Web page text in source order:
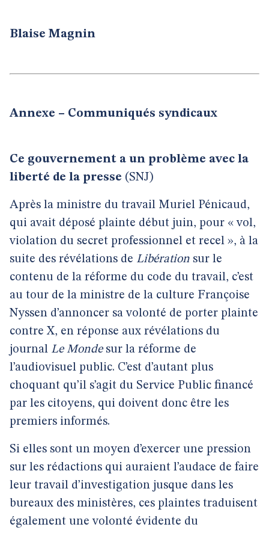
Blaise Magnin
Annexe – Communiqués syndicaux
Ce gouvernement a un problème avec la
liberté de la presse (SNJ)
Après la ministre du travail Muriel Pénicaud,
qui avait déposé plainte début juin, pour « vol,
violation du secret professionnel et recel », à la
suite des révélations de Libération sur le
contenu de la réforme du code du travail, c’est
au tour de la ministre de la culture Françoise
Nyssen d’annoncer sa volonté de porter plainte
contre X, en réponse aux révélations du
journal Le Mondesur la réforme de
l’audiovisuel public. C’est d’autant plus
choquant qu’il s’agit du Service Public financé
par les citoyens, qui doivent donc être les
premiers informés.
Si elles sont un moyen d’exercer une pression
sur les rédactions qui auraient l’audace de faire
leur travail d’investigation jusque dans les
bureaux des ministères, ces plaintes traduisent
également une volonté évidente du